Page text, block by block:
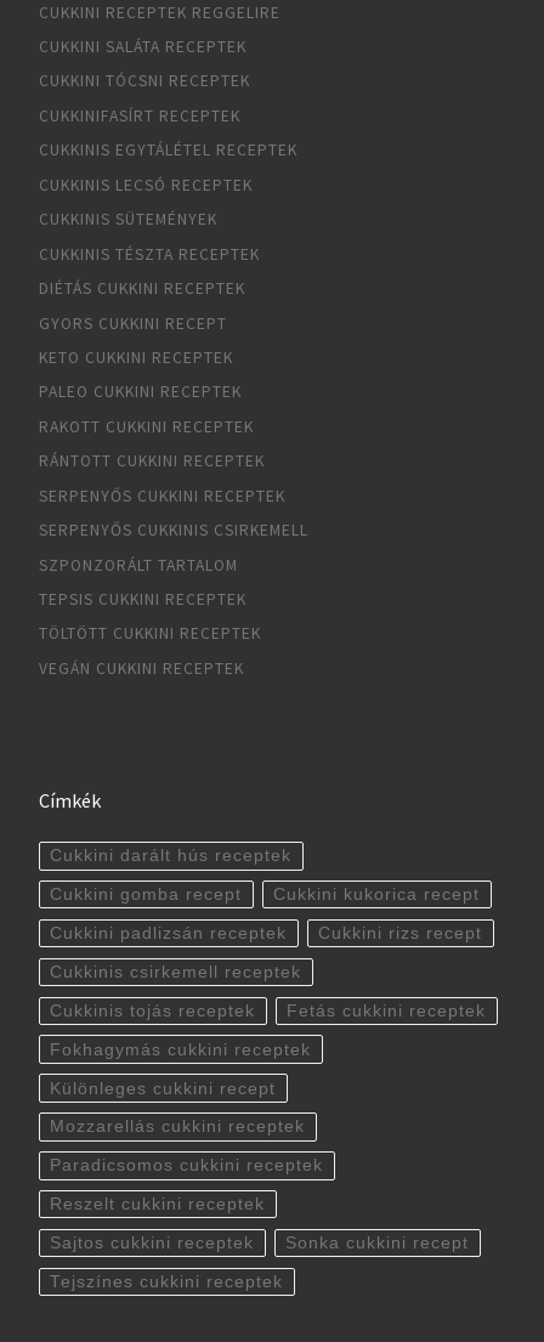
CUKKINI RECEPTEK REGGELIRE
CUKKINI SALÁTA RECEPTEK
CUKKINI TÓCSNI RECEPTEK
CUKKINIFASÍRT RECEPTEK
CUKKINIS EGYTÁLÉTEL RECEPTEK
CUKKINIS LECSÓ RECEPTEK
CUKKINIS SÜTEMÉNYEK
CUKKINIS TÉSZTA RECEPTEK
DIÉTÁS CUKKINI RECEPTEK
GYORS CUKKINI RECEPT
KETO CUKKINI RECEPTEK
PALEO CUKKINI RECEPTEK
RAKOTT CUKKINI RECEPTEK
RÁNTOTT CUKKINI RECEPTEK
SERPENYŐS CUKKINI RECEPTEK
SERPENYŐS CUKKINIS CSIRKEMELL
SZPONZORÁLT TARTALOM
TEPSIS CUKKINI RECEPTEK
TÖLTÖTT CUKKINI RECEPTEK
VEGÁN CUKKINI RECEPTEK
Címkék
Cukkini darált hús receptek
Cukkini gomba recept Cukkini kukorica recept
Cukkini padlizsán receptek Cukkini rizs recept
Cukkinis csirkemell receptek
Cukkinis tojás receptek Fetás cukkini receptek
Fokhagymás cukkini receptek
Különleges cukkini recept
Mozzarellás cukkini receptek
Paradicsomos cukkini receptek
Reszelt cukkini receptek
Sajtos cukkini receptek Sonka cukkini recept
Tejszínes cukkini receptek